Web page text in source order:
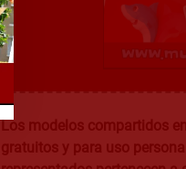
Los modelos compartidos
gratuitos y para uso